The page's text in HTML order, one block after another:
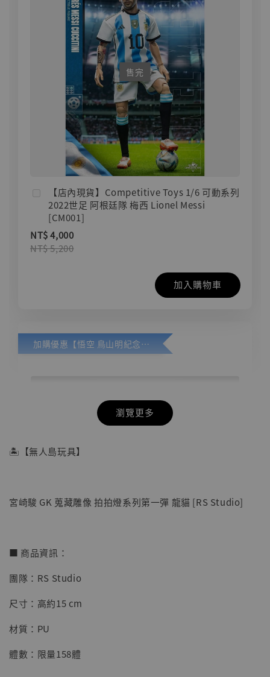
售完
【店內現貨】Competitive Toys 1/6 可動系列
2022世足 阿根廷隊 梅西 Lionel Messi
[CM001]
NT$ 4,000
NT$ 5,200
加入購物車
加購優惠【悟空 鳥山明紀念款 [奇蹟工作室]】
【店內現貨】七龍珠 系列蒐藏雕像 悟空 鳥山
NT$ 4,280
NT$ 5,580
瀏覽更多
🏝【無人島玩具】
宮崎駿 GK 蒐藏雕像 拍拍燈系列第一彈 龍貓 [RS Studio]
■ 商品資訊：
團隊：RS Studio
尺寸：高約15 cm
材質：PU
體數：限量158體